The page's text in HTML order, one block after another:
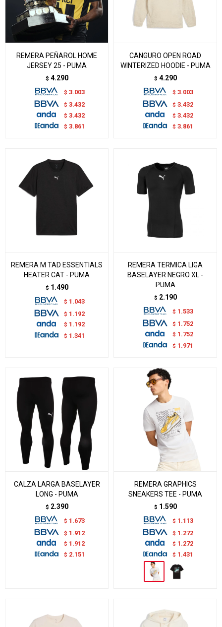
REMERA PEÑAROL HOME
JERSEY 25 - PUMA
$ 4.290
$ 3.003
$ 3.432
$ 3.432
$ 3.861
CANGURO OPEN ROAD
WINTERIZED HOODIE - PUMA
$ 4.290
$ 3.003
$ 3.432
$ 3.432
$ 3.861
REMERA M TAD ESSENTIALS
HEATER CAT - PUMA
$ 1.490
$ 1.043
$ 1.192
$ 1.192
$ 1.341
REMERA TERMICA LIGA
BASELAYER NEGRO XL -
PUMA
$ 2.190
$ 1.533
$ 1.752
$ 1.752
$ 1.971
CALZA LARGA BASELAYER
LONG - PUMA
$ 2.390
$ 1.673
$ 1.912
$ 1.912
$ 2.151
REMERA GRAPHICS
SNEAKERS TEE - PUMA
$ 1.590
$ 1.113
$ 1.272
$ 1.272
$ 1.431